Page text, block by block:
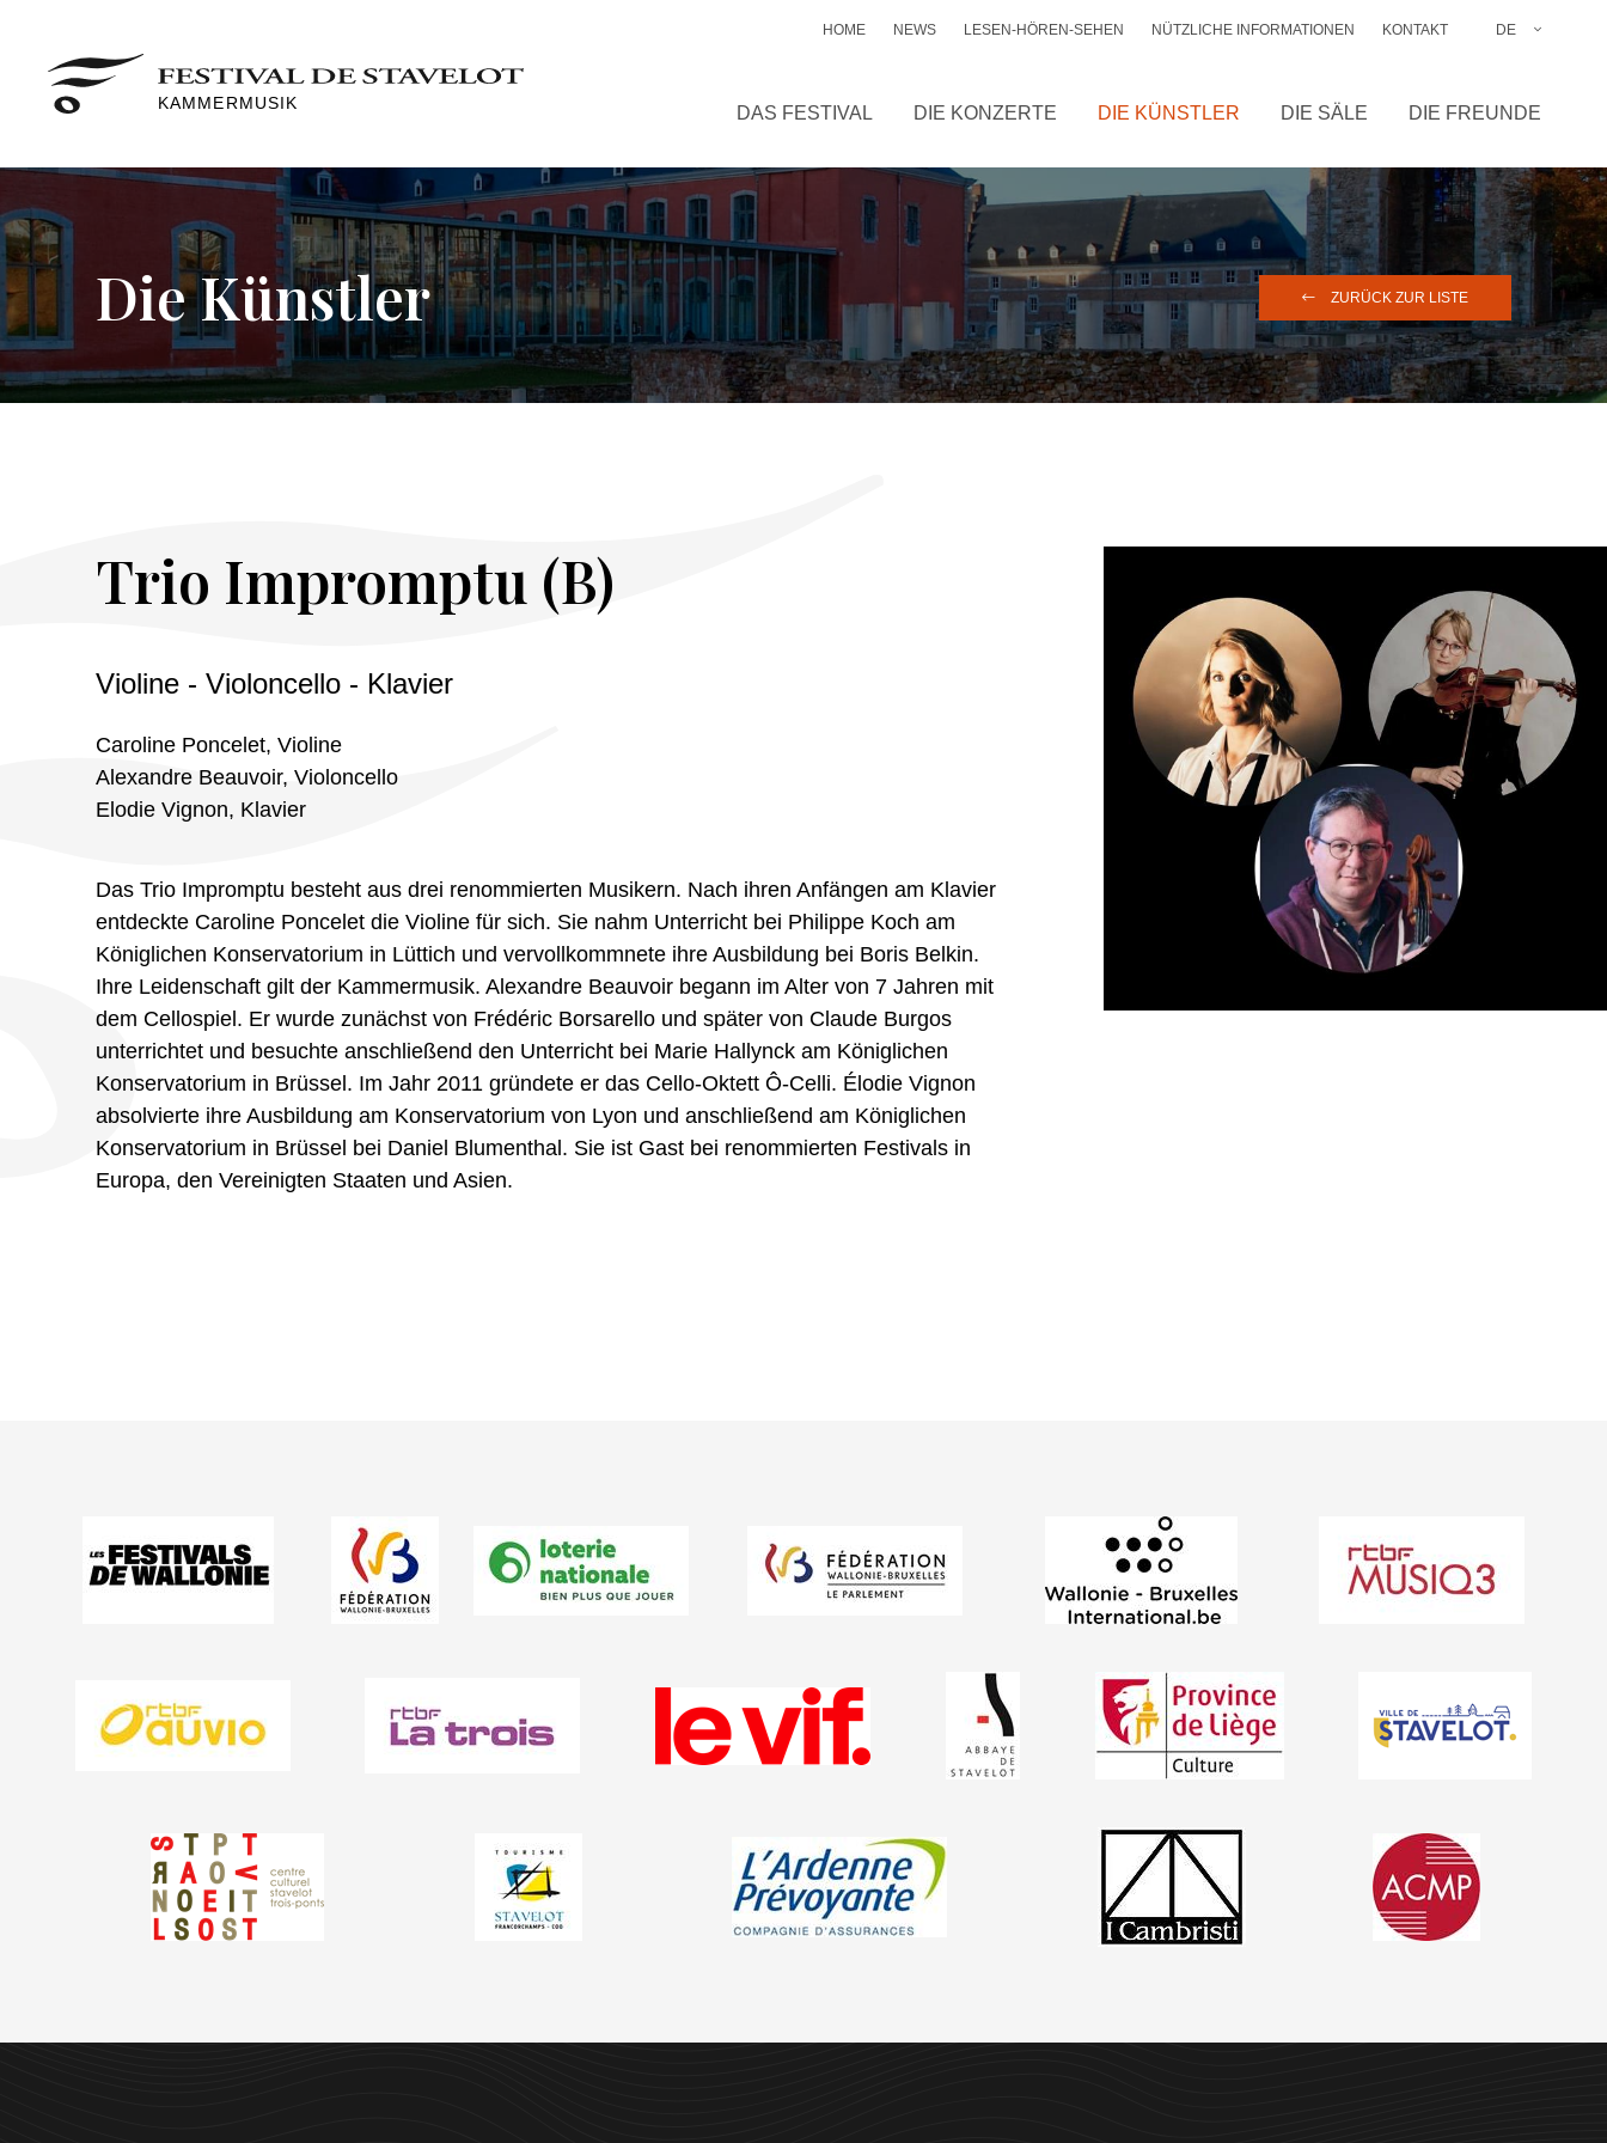
KAMMERMUSIK
HOME NEWS LESEN-HÖREN-SEHEN NÜTZLICHE INFORMATIONEN KONTAKT DE
NL
DAS FESTIVAL DIE KONZERTE DIE KÜNSTLER DIE SÄLE DIE FREUNDE
Die Künstler ZURÜCK ZUR LISTE
Trio Impromptu (B)
Violine - Violoncello - Klavier
Caroline Poncelet, Violine
Alexandre Beauvoir, Violoncello
Elodie Vignon, Klavier
Das Trio Impromptu besteht aus drei renommierten Musikern. Nach ihren Anfängen am Klavier
entdeckte Caroline Poncelet die Violine für sich. Sie nahm Unterricht bei Philippe Koch am
Königlichen Konservatorium in Lüttich und vervollkommnete ihre Ausbildung bei Boris Belkin.
Ihre Leidenschaft gilt der Kammermusik. Alexandre Beauvoir begann im Alter von 7 Jahren mit
dem Cellospiel. Er wurde zunächst von Frédéric Borsarello und später von Claude Burgos
unterrichtet und besuchte anschließend den Unterricht bei Marie Hallynck am Königlichen
Konservatorium in Brüssel. Im Jahr 2011 gründete er das Cello-Oktett Ô‑Celli. Élodie Vignon
absolvierte ihre Ausbildung am Konservatorium von Lyon und anschließend am Königlichen
Konservatorium in Brüssel bei Daniel Blumenthal. Sie ist Gast bei renommierten Festivals in
Europa, den Vereinigten Staaten und Asien.